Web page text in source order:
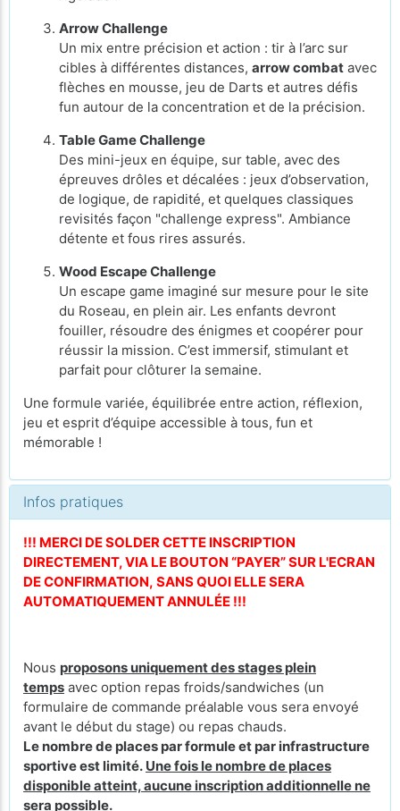
Arrow Challenge
Un mix entre précision et action : tir à l’arc sur
cibles à différentes distances, arrow combat avec
flèches en mousse, jeu de Darts et autres défis
fun autour de la concentration et de la précision.
Table Game Challenge
Des mini-jeux en équipe, sur table, avec des
épreuves drôles et décalées : jeux d’observation,
de logique, de rapidité, et quelques classiques
revisités façon "challenge express". Ambiance
détente et fous rires assurés.
Wood Escape Challenge
Un escape game imaginé sur mesure pour le site
du Roseau, en plein air. Les enfants devront
fouiller, résoudre des énigmes et coopérer pour
réussir la mission. C’est immersif, stimulant et
parfait pour clôturer la semaine.
Une formule variée, équilibrée entre action, réflexion,
jeu et esprit d’équipe accessible à tous, fun et
mémorable !
Infos pratiques
!!! MERCI DE SOLDER CETTE INSCRIPTION
DIRECTEMENT, VIA LE BOUTON “PAYER” SUR L'ECRAN
DE CONFIRMATION, SANS QUOI ELLE SERA
AUTOMATIQUEMENT ANNULÉE !!!
Nous proposons uniquement des stages plein
temps avec option repas froids/sandwiches (un
formulaire de commande préalable vous sera envoyé
avant le début du stage) ou repas chauds.
Le nombre de places par formule et par infrastructure
sportive est limité. Une fois le nombre de places
disponible atteint, aucune inscription additionnelle ne
sera possible.